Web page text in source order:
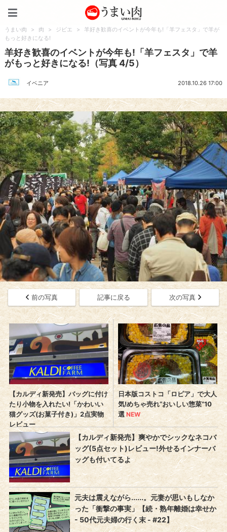
うまい肉 > 肉 > ジビエ >
羊好き歓喜のイベントが今年も!「羊フェスタ」で羊が
もっと好きになる!
羊好き歓喜のイベントが今年も!「羊フェスタ」で羊
がもっと好きになる!（写真 4/5）
イベニア 2018.10.26 17:00
前の写真 記事に戻る 次の写真